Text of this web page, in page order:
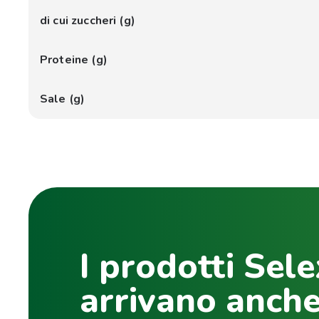
di cui zuccheri (g)
Proteine (g)
Sale (g)
I prodotti
arrivano